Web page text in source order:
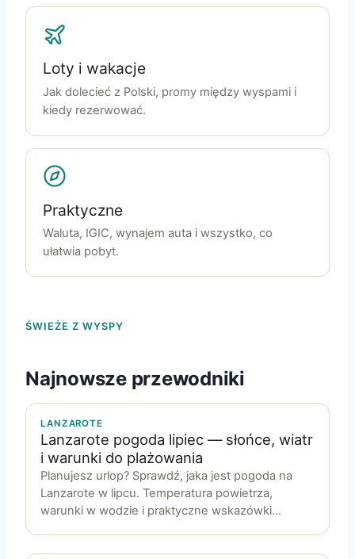
Loty i wakacje
Jak dolecieć z Polski, promy między wyspami i
kiedy rezerwować.
Praktyczne
Waluta, IGIC, wynajem auta i wszystko, co
ułatwia pobyt.
ŚWIEŻE Z WYSPY
Najnowsze przewodniki
LANZAROTE
Lanzarote pogoda lipiec — słońce, wiatr
i warunki do plażowania
Planujesz urlop? Sprawdź, jaka jest pogoda na
Lanzarote w lipcu. Temperatura powietrza,
warunki w wodzie i praktyczne wskazówki…